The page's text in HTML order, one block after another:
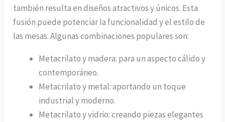
también resulta en diseños atractivos y únicos. Esta
fusión puede potenciar la funcionalidad y el estilo de
las mesas. Algunas combinaciones populares son:
Metacrilato y madera: para un aspecto cálido y
contemporáneo.
Metacrilato y metal: aportando un toque
industrial y moderno.
Metacrilato y vidrio: creando piezas elegantes